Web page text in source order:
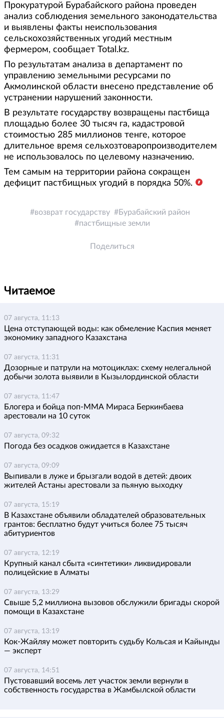
Прокуратурой Бурабайского района проведен
анализ соблюдения земельного законодательства
и выявлены факты неиспользования
сельскохозяйственных угодий местным
фермером, сообщает Total.kz.
По результатам анализа в департамент по
управлению земельными ресурсами по
Акмолинской области внесено представление об
устранении нарушений законности.
В результате государству возвращены пастбища
площадью более 30 тысяч га, кадастровой
стоимостью 285 миллионов тенге, которое
длительное время сельхозтоваропроизводителем
не использовалось по целевому назначению.
Тем самым на территории района сокращен
дефицит пастбищных угодий в порядка 50%.
возврат государству
Бурабайский район
пастбищные земли
Поделиться
Читаемое
07 августа, 11:13
Цена отступающей воды: как обмеление Каспия меняет
экономику западного Казахстана
07 августа, 11:31
Дозорные и патрули на мотоциклах: схему нелегальной
добычи золота выявили в Кызылординской области
07 августа, 11:47
Блогера и бойца поп-ММА Мираса Беркинбаева
арестовали на 10 суток
07 августа, 09:32
Погода без осадков ожидается в Казахстане
07 августа, 09:09
Выпивали в луже и брызгали водой в детей: двоих
жителей Астаны арестовали за пьяную выходку
07 августа, 15:19
В Казахстане объявили обладателей образовательных
грантов: бесплатно будут учиться более 75 тысяч
абитуриентов
07 августа, 12:19
Крупный канал сбыта «синтетики» ликвидировали
полицейские в Алматы
07 августа, 13:29
Свыше 5,2 миллиона вызовов обслужили бригады скорой
помощи в Казахстане
07 августа, 13:19
Кок-Жайляу может повторить судьбу Кольсая и Кайынды
— эксперт
07 августа, 14:51
Пустовавший восемь лет участок земли вернули в
собственность государства в Жамбылской области